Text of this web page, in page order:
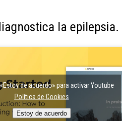
la epilepsia.
de acuerdo» para activar Youtube
Política de Cookies
Estoy de acuerdo